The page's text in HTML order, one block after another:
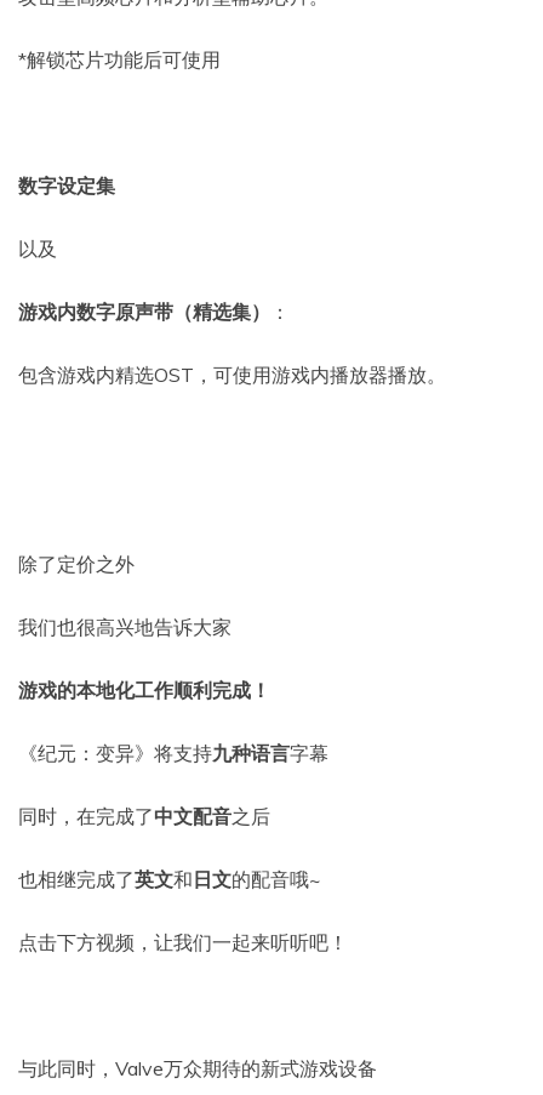
*解锁芯片功能后可使用
数字设定集
以及
游戏内数字原声带（精选集） ：
包含游戏内精选OST，可使用游戏内播放器播放。
除了定价之外
我们也很高兴地告诉大家
游戏的本地化工作顺利完成！
《纪元：变异》将支持九种语言字幕
同时，在完成了中文配音之后
也相继完成了英文和日文的配音哦~
点击下方视频，让我们一起来听听吧！
与此同时，Valve万众期待的新式游戏设备